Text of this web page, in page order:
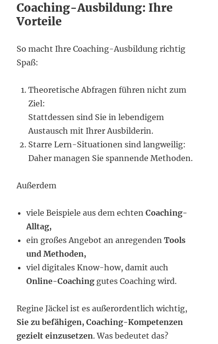
Coaching-Ausbildung: Ihre
Vorteile
So macht Ihre Coaching-Ausbildung richtig
Spaß:
Theoretische Abfragen führen nicht zum
Ziel:
Stattdessen sind Sie in lebendigem
Austausch mit Ihrer Ausbilderin.
Starre Lern-Situationen sind langweilig:
Daher managen Sie spannende Methoden.
Außerdem
viele Beispiele aus dem echtenCoaching-
Alltag,
ein großes Angebot an anregendenTools
und Methoden,
viel digitales Know-how, damit auch
Online-Coaching gutes Coaching wird.
Regine Jäckel ist es außerordentlich wichtig,
Sie zu befähigen, Coaching-Kompetenzen
gezielt einzusetzen. Was bedeutet das?